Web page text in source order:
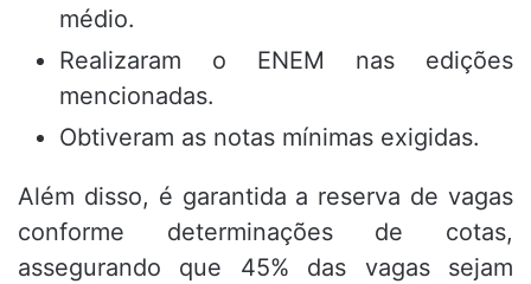
médio.
Realizaram o ENEM nas edições
mencionadas.
Obtiveram as notas mínimas exigidas.
Além disso, é garantida a reserva de vagas
conforme determinações de cotas,
assegurando que 45% das vagas sejam